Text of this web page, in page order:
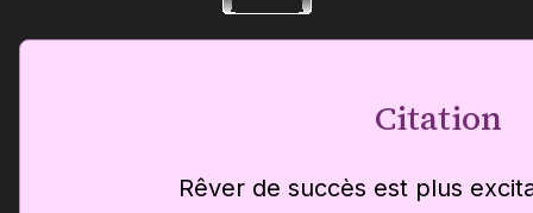
Citation
Rêver de succès est plus